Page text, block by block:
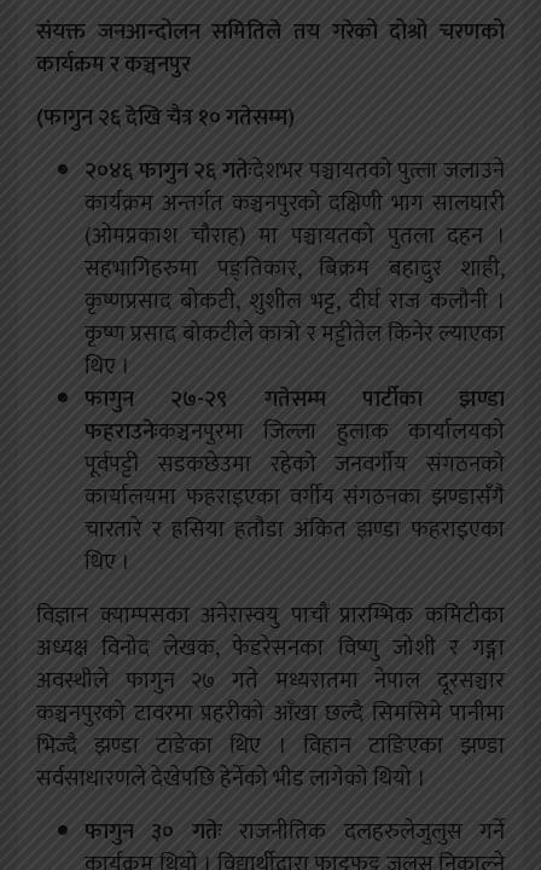
संयक्त जनआन्दोलन समितिले तय गरेको दोश्रो चरणको
कार्यक्रम र कञ्चनपुर
(फागुन २६ देखि चैत्र १० गतेसम्म)
२०४६ फागुन २६ गतेःदेशभर पञ्चायतको पुत्ला जलाउने
कार्यक्रम अन्तर्गत कञ्चनपुरको दक्षिणी भाग सालघारी
(ओमप्रकाश चौराह) मा पञ्चायतको पुतला दहन ।
सहभागिहरुमा पङ्तिकार, बिक्रम बहादुर शाही,
कृष्णप्रसाद बोकटी, शुशील भट्ट, दीर्घ राज कलौनी ।
कृष्ण प्रसाद बोकटीले कात्रो र मट्टीतेल किनेर ल्याएका
थिए ।
फागुन २७-२९ गतेसम्म पार्टीका झण्डा
फहराउनेःकञ्चनपुरमा जिल्ला हुलाक कार्यालयको
पूर्वपट्टी सडकछेउमा रहेको जनवर्गीय संगठनको
कार्यालयमा फहराइएका वर्गीय संगठनका झण्डासँगै
चारतारे र हसिया हतौडा अंकित झण्डा फहराइएका
थिए ।
विज्ञान क्याम्पसका अनेरास्वयु पाचौं प्रारम्भिक कमिटीका
अध्यक्ष विनोद लेखक, फेडरेसनका विष्णु जोशी र गङ्गा
अवस्थीले फागुन २७ गते मध्यरातमा नेपाल दूरसञ्चार
कञ्चनपुरको टावरमा प्रहरीको आँखा छल्दै सिमसिमे पानीमा
भिज्दै झण्डा टाङेका थिए । विहान टाङिएका झण्डा
सर्वसाधारणले देखेपछि हेर्नेको भीड लागेको थियो ।
फागुन ३० गतेःराजनीतिक दलहरुलेजुलुस गर्ने